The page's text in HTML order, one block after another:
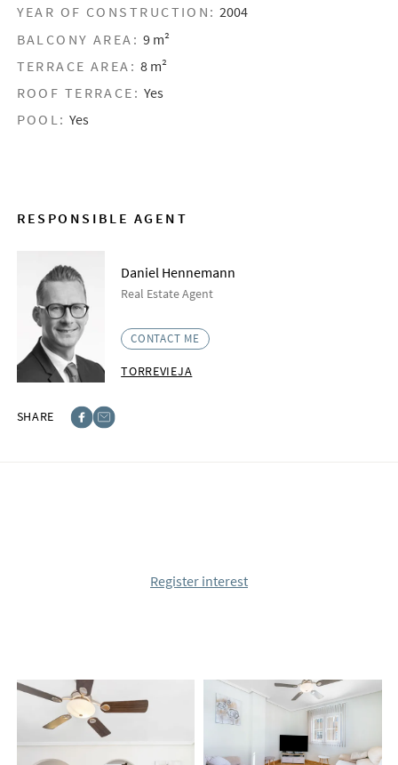
YEAR OF CONSTRUCTION: 2004
BALCONY AREA: 9 m²
TERRACE AREA: 8 m²
ROOF TERRACE: Yes
POOL: Yes
RESPONSIBLE AGENT
Daniel Hennemann
Real Estate Agent
CONTACT ME
TORREVIEJA
SHARE
Register interest